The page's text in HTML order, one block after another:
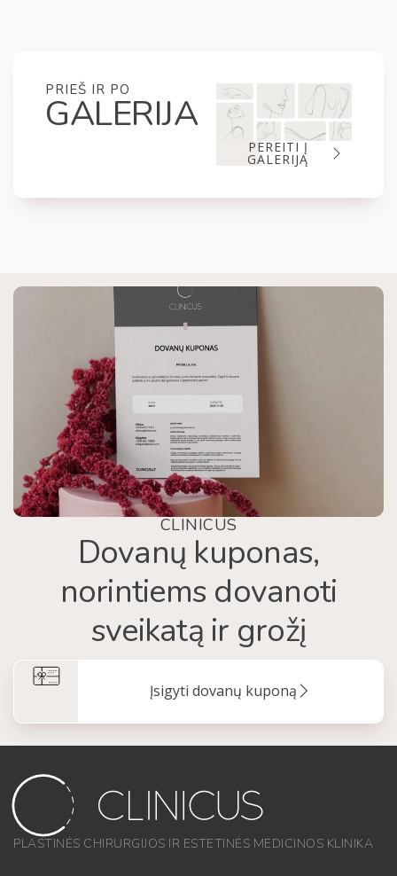
PRIEŠ IR PO
GALERIJA
PEREITI Į
GALERIJĄ
CLINICUS
Dovanų kuponas,
norintiems dovanoti
sveikatą ir grožį
Įsigyti dovanų kuponą
PLASTINĖS CHIRURGIJOS IR ESTETINĖS MEDICINOS KLINIKA